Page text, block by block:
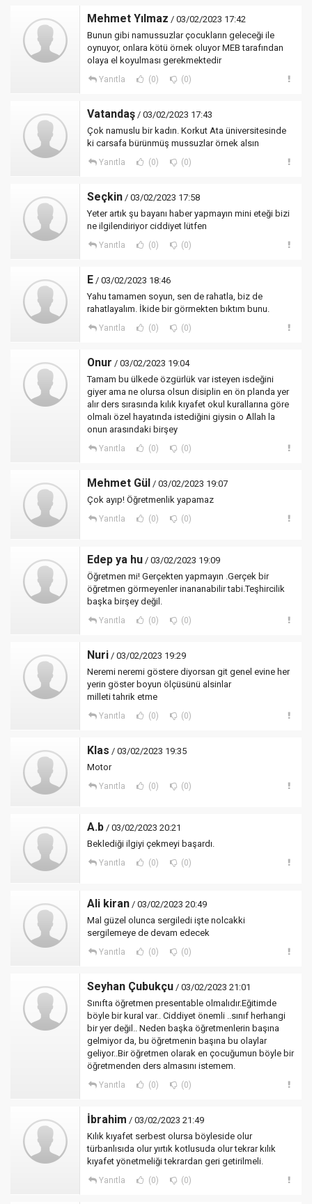
Mehmet Yılmaz / 03/02/2023 17:42
Bunun gibi namussuzlar çocukların geleceği ile
oynuyor, onlara kötü örnek oluyor MEB tarafından
olaya el koyulması gerekmektedir
Yanıtla (0) (0)
Vatandaş / 03/02/2023 17:43
Çok namuslu bir kadın. Korkut Ata üniversitesinde
ki carsafa bürünmüş mussuzlar örnek alsın
Yanıtla (0) (0)
Seçkin / 03/02/2023 17:58
Yeter artık şu bayanı haber yapmayın mini eteği bizi
ne ilgilendiriyor ciddiyet lütfen
Yanıtla (0) (0)
E / 03/02/2023 18:46
Yahu tamamen soyun, sen de rahatla, biz de
rahatlayalım. İkide bir görmekten bıktım bunu.
Yanıtla (0) (0)
Onur / 03/02/2023 19:04
Tamam bu ülkede özgürlük var isteyen isdeğini
giyer ama ne olursa olsun disiplin en ön planda yer
alır ders sırasında kılık kıyafet okul kurallarına göre
olmalı özel hayatında istediğini giysin o Allah la
onun arasındaki birşey
Yanıtla (0) (0)
Mehmet Gül / 03/02/2023 19:07
Çok ayıp! Öğretmenlik yapamaz
Yanıtla (0) (0)
Edep ya hu / 03/02/2023 19:09
Öğretmen mi! Gerçekten yapmayın .Gerçek bir
öğretmen görmeyenler inananabilir tabi.Teşhircilik
başka birşey değil.
Yanıtla (0) (0)
Nuri / 03/02/2023 19:29
Neremi neremi göstere diyorsan git genel evine her
yerin göster boyun ölçüsünü alsinlar
milleti tahrik etme
Yanıtla (0) (0)
Klas / 03/02/2023 19:35
Motor
Yanıtla (0) (0)
A.b / 03/02/2023 20:21
Beklediği ilgiyi çekmeyi başardı.
Yanıtla (0) (0)
Ali kiran / 03/02/2023 20:49
Mal güzel olunca sergiledi işte nolcakki
sergilemeye de devam edecek
Yanıtla (0) (0)
Seyhan Çubukçu / 03/02/2023 21:01
Sınıfta öğretmen presentable olmalıdır.Eğitimde
böyle bir kural var.. Ciddiyet önemli ..sınıf herhangi
bir yer değil.. Neden başka öğretmenlerin başına
gelmiyor da, bu öğretmenin başına bu olaylar
geliyor..Bir öğretmen olarak en çocuğumun böyle bir
öğretmenden ders almasını istemem.
Yanıtla (0) (0)
İbrahim / 03/02/2023 21:49
Kılık kıyafet serbest olursa böyleside olur
türbanlısıda olur yırtık kotlusuda olur tekrar kılık
kıyafet yönetmeliği tekrardan geri getirilmeli.
Yanıtla (0) (0)